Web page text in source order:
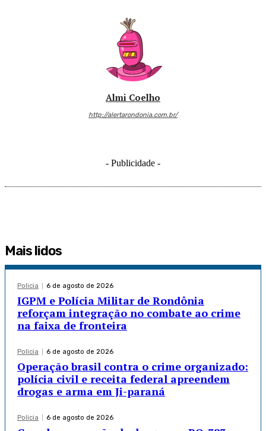
Almi Coelho
http://alertarondonia.com.br/
- Publicidade -
Mais lidos
Policia 6 de agosto de 2026
IGPM e Polícia Militar de Rondônia
reforçam integração no combate ao crime
na faixa de fronteira
Policia 6 de agosto de 2026
Operação brasil contra o crime organizado:
polícia civil e receita federal apreendem
drogas e arma em Ji-paraná
Policia 6 de agosto de 2026